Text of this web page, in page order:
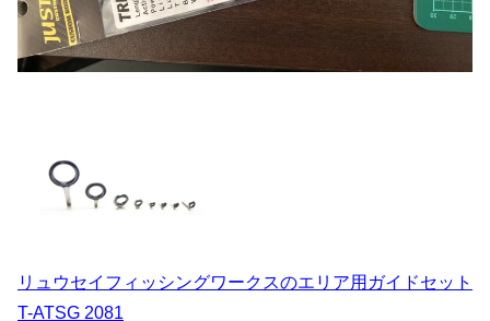
リュウセイフィッシングワークスのエリア用ガイドセット
T-ATSG 2081